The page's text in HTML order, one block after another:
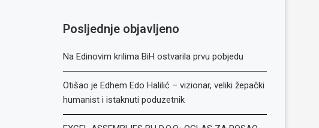
Posljednje objavljeno
Na Edinovim krilima BiH ostvarila prvu pobjedu
Otišao je Edhem Edo Halilić – vizionar, veliki žepački
humanist i istaknuti poduzetnik